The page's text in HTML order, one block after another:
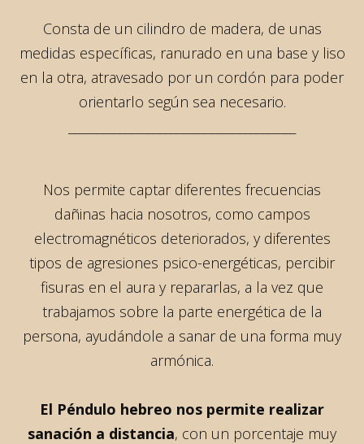
Consta de un cilindro de madera, de unas
medidas específicas, ranurado en una base y liso
en la otra, atravesado por un cordón para poder
orientarlo según sea necesario.
Nos permite captar diferentes frecuencias
dañinas hacia nosotros, como campos
electromagnéticos deteriorados, y diferentes
tipos de agresiones psico-energéticas, percibir
fisuras en el aura y repararlas, a la vez que
trabajamos sobre la parte energética de la
persona, ayudándole a sanar de una forma muy
armónica.
El Péndulo hebreo nos permite realizar
sanación a distancia, con un porcentaje muy